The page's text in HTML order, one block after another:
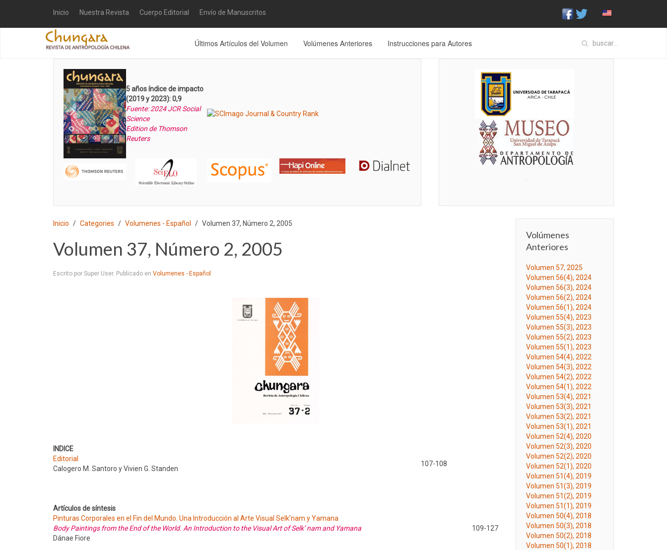
Inicio Nuestra Revista Cuerpo Editorial Envío de Manuscritos
Últimos Artículos del Volumen Volúmenes Anteriores Instrucciones para Autores
5 años índice de impacto
(2019 y 2023): 0,9
Fuente: 2024 JCR Social
Science
Edition de Thomson
Reuters
Inicio Categories Volumenes - Español Volumen 37, Número 2, 2005
Volumen 37, Número 2, 2005
Escrito por Super User. Publicado en Volumenes - Español
INDICE
Editorial
107-108
Calogero M. Santoro y Vivien G. Standen
Artículos de síntesis
Pinturas Corporales en el Fin del Mundo. Una Introducción al Arte Visual Selk’nam y Yamana
Body Paintings from the End of the World. An Introduction to the Visual Art of Selk’ nam and Yamana
109-127
Dánae Fiore
Volúmenes
Anteriores
Volumen 57, 2025
Volumen 56(4), 2024
Volumen 56(3), 2024
Volumen 56(2), 2024
Volumen 56(1), 2024
Volumen 55(4), 2023
Volumen 55(3), 2023
Volumen 55(2), 2023
Volumen 55(1), 2023
Volumen 54(4), 2022
Volumen 54(3), 2022
Volumen 54(2), 2022
Volumen 54(1), 2022
Volumen 53(4), 2021
Volumen 53(3), 2021
Volumen 53(2), 2021
Volumen 53(1), 2021
Volumen 52(4), 2020
Volumen 52(3), 2020
Volumen 52(2), 2020
Volumen 52(1), 2020
Volumen 51(4), 2019
Volumen 51(3), 2019
Volumen 51(2), 2019
Volumen 51(1), 2019
Volumen 50(4), 2018
Volumen 50(3), 2018
Volumen 50(2), 2018
Volumen 50(1), 2018